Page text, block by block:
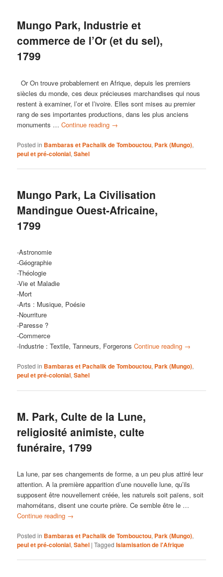
Mungo Park, Industrie et
commerce de l’Or (et du sel),
1799
Or On trouve probablement en Afrique, depuis les premiers
siècles du monde, ces deux précieuses marchandises qui nous
restent à examiner, l’or et l’ivoire. Elles sont mises au premier
rang de ses importantes productions, dans les plus anciens
monuments …Continue reading →
Posted in Bambaras et Pachalik de Tombouctou, Park (Mungo),
peul et pré-colonial,Sahel
Mungo Park, La Civilisation
Mandingue Ouest-Africaine,
1799
-Astronomie
-Géographie
-Théologie
-Vie et Maladie
-Mort
-Arts : Musique, Poésie
-Nourriture
-Paresse ?
-Commerce
-Industrie : Textile, Tanneurs, ForgeronsContinue reading →
Posted in Bambaras et Pachalik de Tombouctou, Park (Mungo),
peul et pré-colonial,Sahel
M. Park, Culte de la Lune,
religiosité animiste, culte
funéraire, 1799
La lune, par ses changements de forme, a un peu plus attiré leur
attention. A la première apparition d’une nouvelle lune, qu’ils
supposent être nouvellement créée, les naturels soit païens, soit
mahométans, disent une courte prière. Ce semble être le …
Continue reading →
Posted in Bambaras et Pachalik de Tombouctou, Park (Mungo),
peul et pré-colonial,Sahel |Tagged Islamisation de l'Afrique